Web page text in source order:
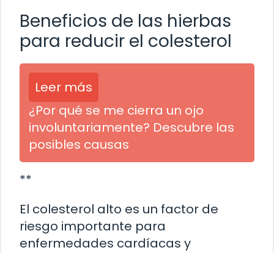
Beneficios de las hierbas
para reducir el colesterol
Leer más
¿Por qué se me cierra un ojo
involuntariamente? Descubre las
posibles causas
**
El colesterol alto es un factor de
riesgo importante para
enfermedades cardíacas y